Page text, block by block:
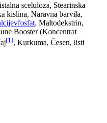
sceluloza, Stearinska
kislina, Naravna barvila,
, Maltodekstrin,
Booster (Koncentrat
[1], Kurkuma, Česen, listi